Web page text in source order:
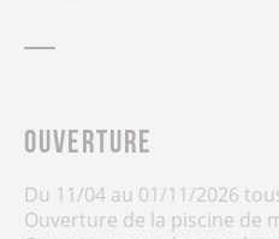
Ouverture
Du 11/04 au 01/11/2026
Ouverture de la piscine de